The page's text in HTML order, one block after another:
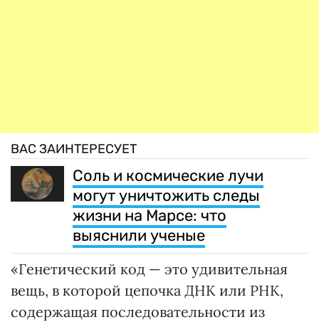
ВАС ЗАИНТЕРЕСУЕТ
Соль и космические лучи
могут уничтожить следы
жизни на Марсе: что
выяснили ученые
«Генетический код — это удивительная
вещь, в которой цепочка ДНК или РНК,
содержащая последовательности из